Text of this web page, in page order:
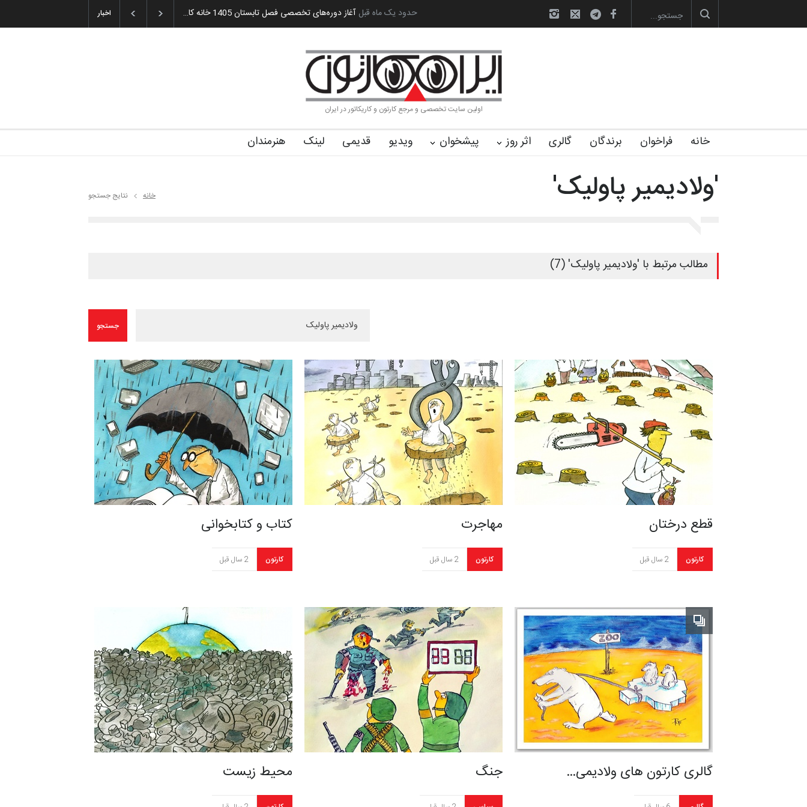
اخبار آغاز دوره‌های تخصصی فصل تابستان 1405 خانه کا… گزارش تصویری آیین اختتامیه و اهدای جوایز سوم… به یاد اردوغان باشول (۱۹۳۶–۲۰۲۶) لیست شرکت کنندگان یازدهمین جشنواره بین‌المل… حدود یک ماه قبل
اولین سایت تخصصی و مرجع کارتون و کاریکاتور در ایران
خانه فراخوان برندگان گالری اثر روز پیشخوان ویدیو قدیمی لینک هنرمندان
'ولادیمیر پاولیک' خانه نتایج جستجو
مطالب مرتبط با 'ولادیمیر پاولیک' (7)
کتاب و کتابخوانی
کارتون 2 سال قبل
مهاجرت
کارتون 2 سال قبل
قطع درختان
کارتون 2 سال قبل
محیط زیست جنگ گالری کارتون های ولادیمی…